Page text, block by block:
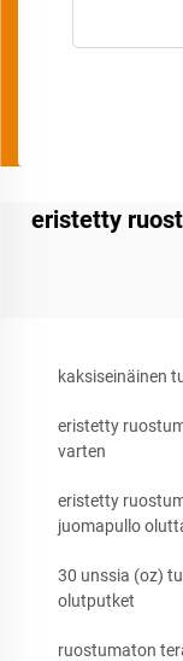
eristetty
kaksiseinäinen
eristetty
varten
eristetty
juomapullo
30 unssia (oz)
olutputket
ruostumaton